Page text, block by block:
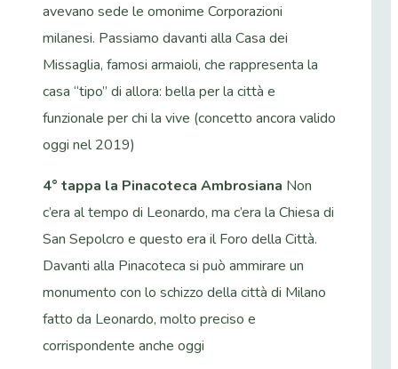
avevano sede le omonime Corporazioni
milanesi. Passiamo davanti alla Casa dei
Missaglia, famosi armaioli, che rappresenta la
casa “tipo” di allora: bella per la città e
funzionale per chi la vive (concetto ancora valido
oggi nel 2019)
4° tappa la Pinacoteca Ambrosiana Non
c’era al tempo di Leonardo, ma c’era la Chiesa di
San Sepolcro e questo era il Foro della Città.
Davanti alla Pinacoteca si può ammirare un
monumento con lo schizzo della città di Milano
fatto da Leonardo, molto preciso e
corrispondente anche oggi